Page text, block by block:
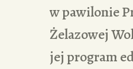
w pawilonie
Żelazowej
jej program